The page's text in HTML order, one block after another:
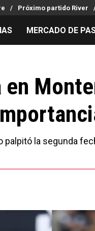
Próximo partido River
Mercado de
Análisis tácticos
Juanfer Quintero
Chacho Coudet
MERCADO DE
palpitó la segunda